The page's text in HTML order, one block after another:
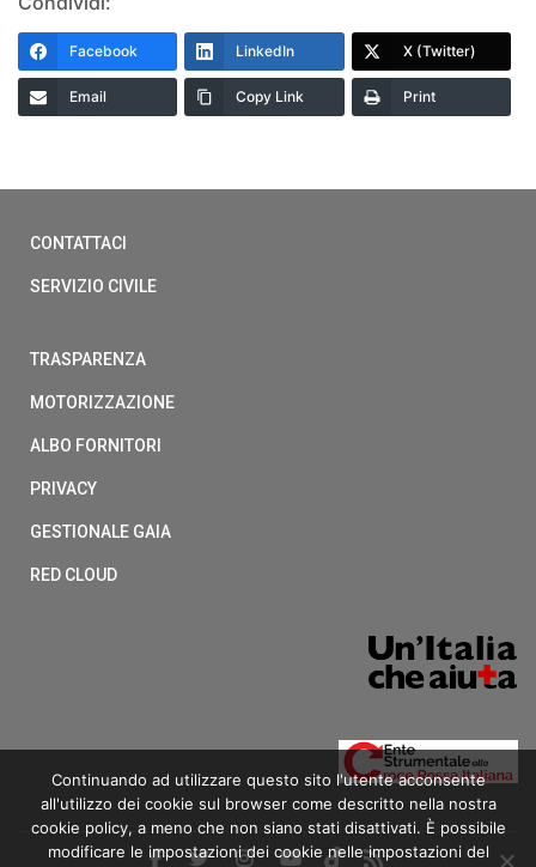
Facebook LinkedIn X (Twitter)
Email Copy Link Print
CONTATTACI
SERVIZIO CIVILE
TRASPARENZA
MOTORIZZAZIONE
ALBO FORNITORI
PRIVACY
GESTIONALE GAIA
RED CLOUD
Continuando ad utilizzare questo sito l'utente acconsente
all'utilizzo dei cookie sul browser come descritto nella nostra
cookie policy, a meno che non siano stati disattivati. È possibile
modificare le impostazioni dei cookie nelle impostazioni del